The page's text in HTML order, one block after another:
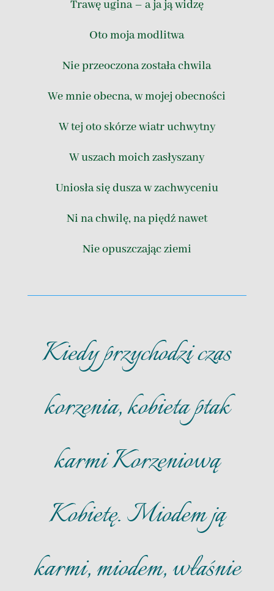
Trawę ugina – a ja ją widzę
Oto moja modlitwa
Nie przeoczona została chwila
We mnie obecna, w mojej obecności
W tej oto skórze wiatr uchwytny
W uszach moich zasłyszany
Uniosła się dusza w zachwyceniu
Ni na chwilę, na piędź nawet
Nie opuszczając ziemi
Kiedy przychodzi czas
korzenia, kobieta ptak
karmi Korzeniową
Kobietę. Miodem ją
karmi, miodem, właśnie